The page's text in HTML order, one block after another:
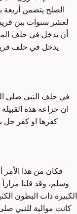
الصلح يتضمن أربعة
لعشر سنوات بين
أن يدخل في حلف
يدخل في حلف
في حلف النبي صلى
ان خزاعه هذه
كفرها او كفر جل
فكان من هذا
وسلم، وقد قلنا
الكبيرة ذات البطون
كانت موالية للنبي